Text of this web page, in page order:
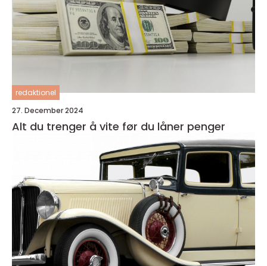
redaktionel
27. December 2024
Alt du trenger å vite før du låner penger